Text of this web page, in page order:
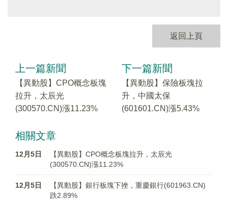
返回上頁
上一篇新聞
【異動股】CPO概念板塊
拉升，太辰光
(300570.CN)漲11.23%
下一篇新聞
【異動股】保險板塊拉
升，中國太保
(601601.CN)漲5.43%
相關文章
12月5日
【異動股】CPO概念板塊拉升，太辰光
(300570.CN)漲11.23%
12月5日
【異動股】銀行板塊下挫，重慶銀行(601963.CN)
跌2.89%